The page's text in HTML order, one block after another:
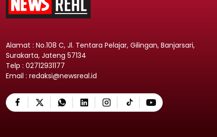
Alamat : No.108 C, Jl. Tentara Pelajar, Gilingan, Banjarsari,
Surakarta, Jateng 57134
Telp : 02712931177
Email : redaksi@newsreal.id